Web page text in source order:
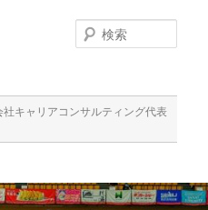
キャリアコンサルティング代表
索